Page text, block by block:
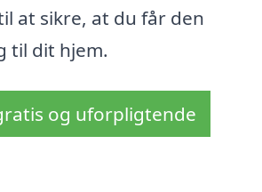
at sikre, at du får den
til dit hjem.
og uforpligtende